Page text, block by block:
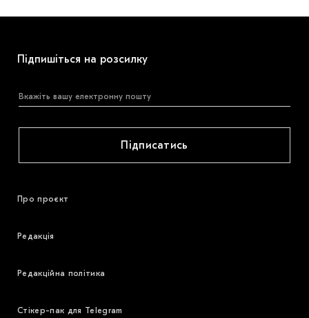
Підпишіться на розсилку
Підписатись
Про проєкт
Редакція
Редакційна політика
Стікер-пак для Telegram